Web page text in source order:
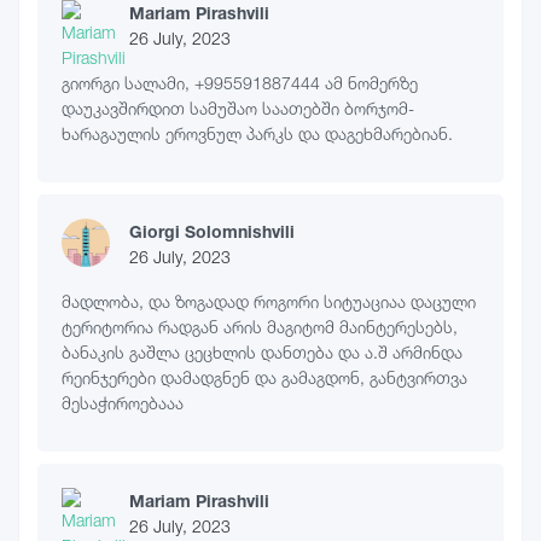
Mariam Pirashvili
26 July, 2023
გიორგი სალამი, +995591887444 ამ ნომერზე
დაუკავშირდით სამუშაო საათებში ბორჯომ-
ხარაგაულის ეროვნულ პარკს და დაგეხმარებიან.
Giorgi Solomnishvili
26 July, 2023
მადლობა, და ზოგადად როგორი სიტუაციაა დაცული
ტერიტორია რადგან არის მაგიტომ მაინტერესებს,
ბანაკის გაშლა ცეცხლის დანთება და ა.შ არმინდა
რეინჯერები დამადგნენ და გამაგდონ, განტვირთვა
მესაჭიროებააა
Mariam Pirashvili
26 July, 2023